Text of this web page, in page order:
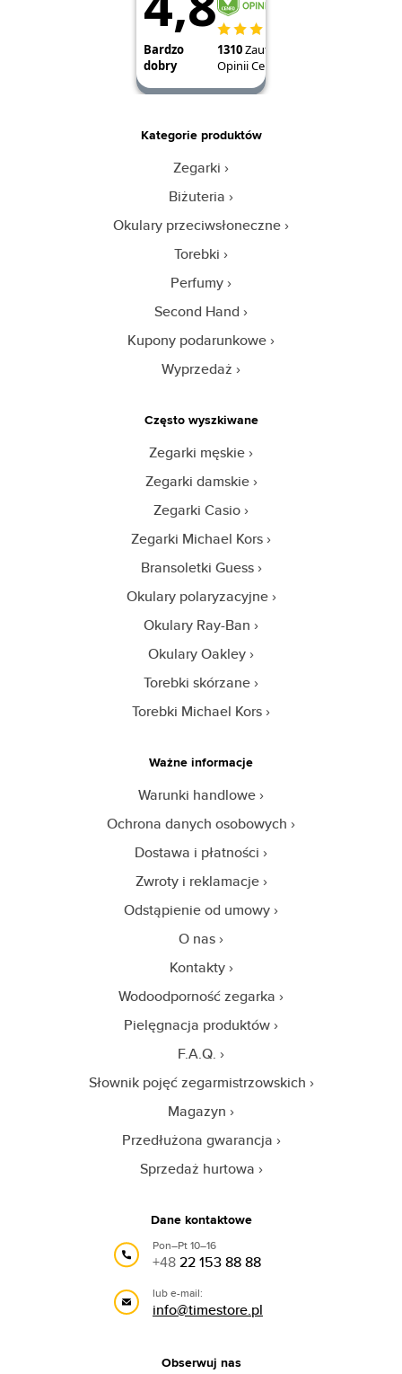
Kategorie produktów
Zegarki
Biżuteria
Okulary przeciwsłoneczne
Torebki
Perfumy
Second Hand
Kupony podarunkowe
Wyprzedaż
Często wyszkiwane
Zegarki męskie
Zegarki damskie
Zegarki Casio
Zegarki Michael Kors
Bransoletki Guess
Okulary polaryzacyjne
Okulary Ray-Ban
Okulary Oakley
Torebki skórzane
Torebki Michael Kors
Ważne informacje
Warunki handlowe
Ochrona danych osobowych
Dostawa i płatności
Zwroty i reklamacje
Odstąpienie od umowy
O nas
Kontakty
Wodoodporność zegarka
Pielęgnacja produktów
F.A.Q.
Słownik pojęć zegarmistrzowskich
Magazyn
Przedłużona gwarancja
Sprzedaż hurtowa
Dane kontaktowe
Pon–Pt 10–16
+4822 153 88 88
lub e-mail:
info@timestore.pl
Obserwuj nas